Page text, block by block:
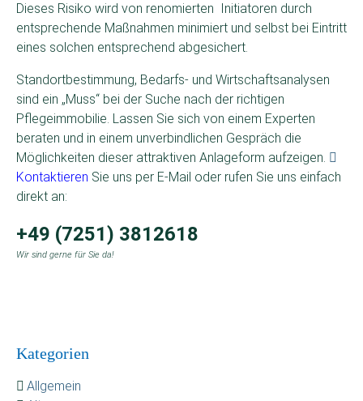
Dieses Risiko wird von renomierten Initiatoren durch
entsprechende Maßnahmen minimiert und selbst bei Eintritt
eines solchen entsprechend abgesichert.
Standortbestimmung, Bedarfs- und Wirtschaftsanalysen
sind ein „Muss“ bei der Suche nach der richtigen
Pflegeimmobilie. Lassen Sie sich von einem Experten
beraten und in einem unverbindlichen Gespräch die
Möglichkeiten dieser attraktiven Anlageform aufzeigen.
Kontaktieren Sie uns per E-Mail oder rufen Sie uns einfach
direkt an:
+49 (7251) 3812618
Wir sind gerne für Sie da!
Kategorien
Allgemein